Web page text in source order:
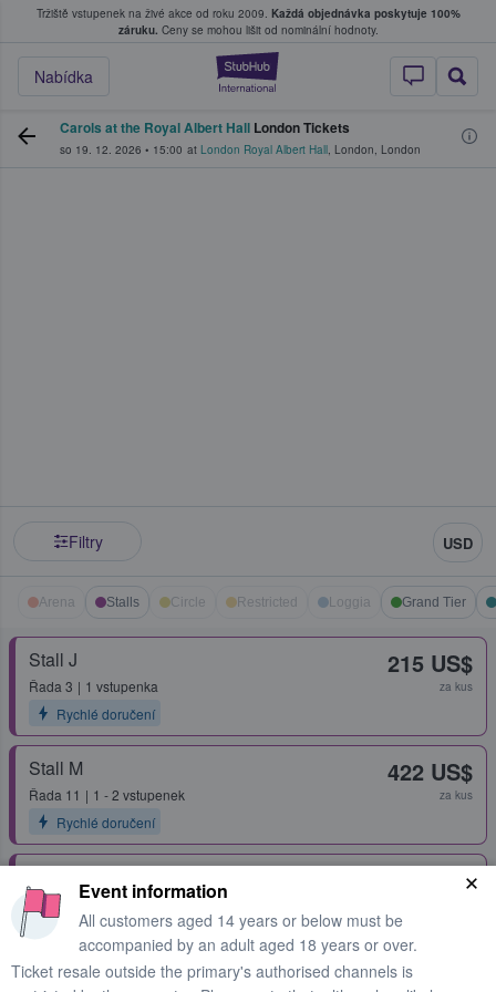
Tržiště vstupenek na živé akce od roku 2009. Každá objednávka poskytuje 100%
záruku. Ceny se mohou lišit od nominální hodnoty.
StubHub –
Nabídka
kde fanoušci kupují a prodávají vstupenky
Carols at the Royal Albert Hall London Tickets
so 19. 12. 2026 • 15:00 at London Royal Albert Hall, London, London
Filtry USD
Arena Stalls Circle Restricted Loggia Grand Tier
Stall J
Řada 3
1 vstupenka
Rychlé doručení
215 US$
za kus
Stall M
Řada 11
1 - 2 vstupenek
Rychlé doručení
422 US$
za kus
Řada 11
1 - 2 vstupenek
Rychlé doručení
422 US$
Second Tier Box 72
Event information
All customers aged 14 years or below must be
accompanied by an adult aged 18 years or over.
Ticket resale outside the primary's authorised channels is